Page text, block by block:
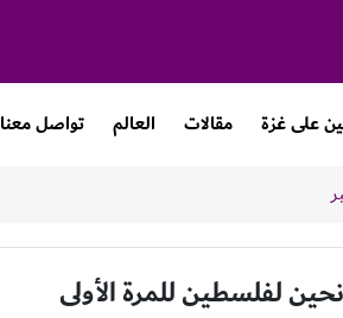
على غزة مقالات العالم تواصل معنا
لفلسطين للمرة الأولى